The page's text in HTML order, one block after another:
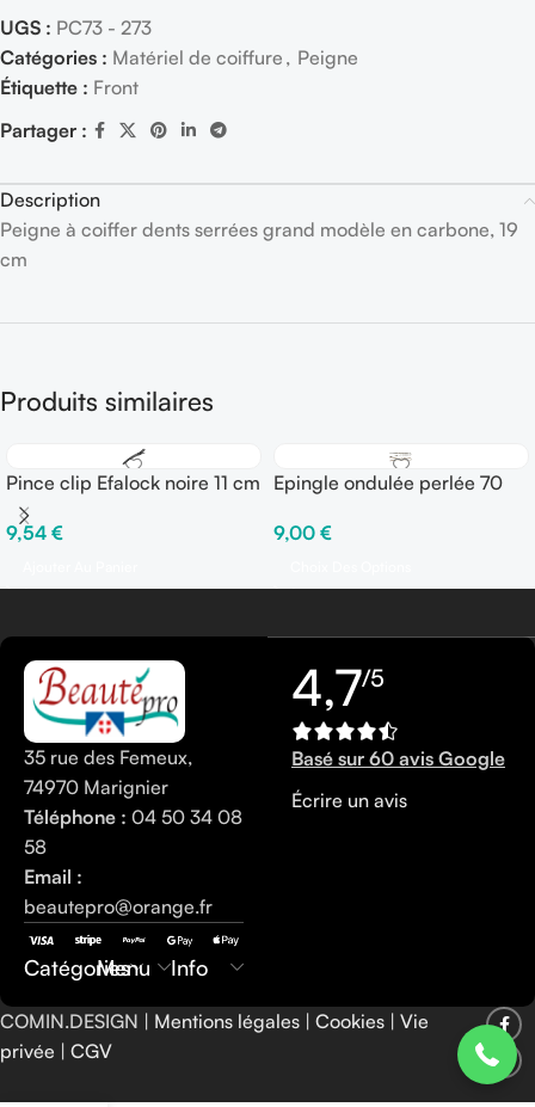
UGS : PC73 - 273
Catégories : Matériel de coiffure , Peigne
Étiquette : Front
Partager :
Description
Peigne à coiffer dents serrées grand modèle en carbone, 19
cm
Produits similaires
Pince clip Efalock noire 11 cm
– Paquet de 6 pinces
9,54 €
Epingle ondulée perlée 70
9,00 €
35 rue des Femeux,
74970 Marignier
Téléphone : 04 50 34 08
58
Email :
beautepro@orange.fr
Catégories
Menu Info
4,7/5
Basé sur 60 avis Google
Écrire un avis
COMIN.DESIGN | Mentions légales | Cookies | Vie
privée | CGV